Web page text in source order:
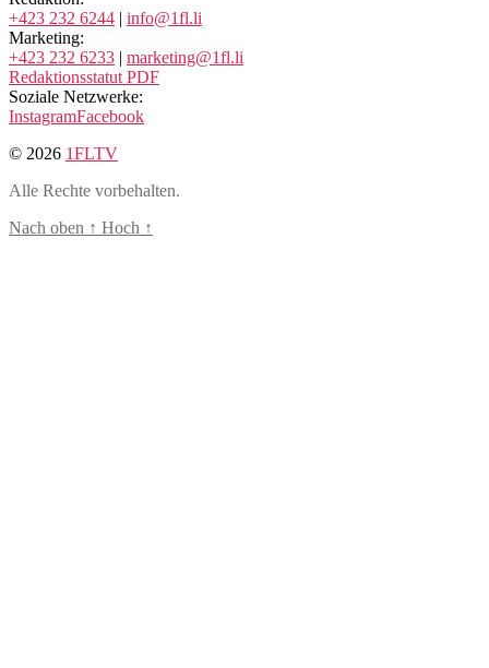
+423 232 6244 | info@1fl.li
Marketing:
+423 232 6233 | marketing@1fl.li
Redaktionsstatut PDF
Soziale Netzwerke:
InstagramFacebook
© 2026 1FLTV
Alle Rechte vorbehalten.
Nach oben ↑ Hoch ↑